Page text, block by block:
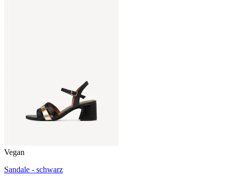
Vegan
Sandale - schwarz